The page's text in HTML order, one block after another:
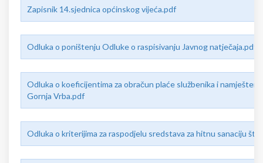
Zapisnik 14.sjednica općinskog vijeća.pdf
Odluka o poništenju Odluke o raspisivanju Javnog natječaja.pdf
Odluka o koeficijentima za obračun plaće službenika i
Gornja Vrba.pdf
Odluka o kriterijima za raspodjelu sredstava za hitnu sanaciju